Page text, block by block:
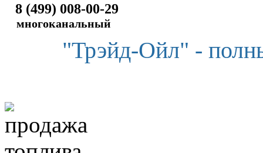
8 (499) 008-00-29
многоканальный
"Трэйд-Ойл" -